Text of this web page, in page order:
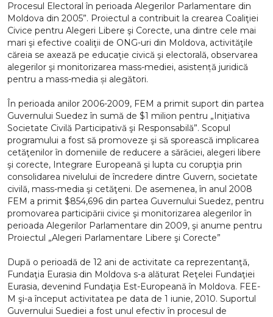
Procesul Electoral în perioada Alegerilor Parlamentare din
Moldova din 2005”. Proiectul a contribuit la crearea Coaliţiei
Civice pentru Alegeri Libere şi Corecte, una dintre cele mai
mari şi efective coaliţii de ONG-uri din Moldova, activităţile
căreia se axează pe educaţie civică şi electorală, observarea
alegerilor şi monitorizarea mass-mediei, asistență juridică
pentru a mass-media și alegători.
În perioada anilor 2006-2009, FEM a primit suport din partea
Guvernului Suedez în sumă de $1 milion pentru „Iniţiativa
Societate Civilă Participativă şi Responsabilă”. Scopul
programului a fost să promoveze şi să sporească implicarea
cetăţenilor în domeniile de reducere a sărăciei, alegeri libere
şi corecte, Integrare Europeană şi lupta cu corupţia prin
consolidarea nivelului de încredere dintre Guvern, societate
civilă, mass-media şi cetăţeni. De asemenea, în anul 2008
FEM a primit $854,696 din partea Guvernului Suedez, pentru
promovarea participării civice şi monitorizarea alegerilor în
perioada Alegerilor Parlamentare din 2009, şi anume pentru
Proiectul „Alegeri Parlamentare Libere şi Corecte”
După o perioadă de 12 ani de activitate ca reprezentanţă,
Fundaţia Eurasia din Moldova s-a alăturat Reţelei Fundaţiei
Eurasia, devenind Fundaţia Est-Europeană în Moldova. FEE-
M şi-a început activitatea pe data de 1 iunie, 2010. Suportul
Guvernului Suediei a fost unul efectiv în procesul de